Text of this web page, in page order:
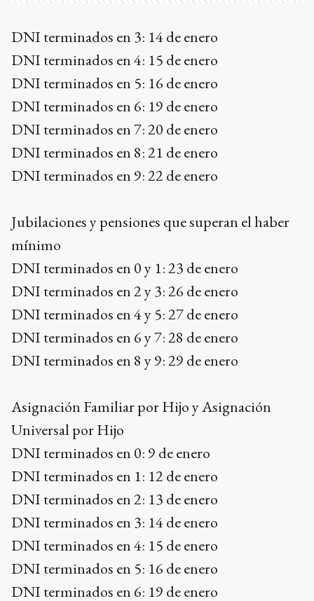
DNI terminados en 3: 14 de enero
DNI terminados en 4: 15 de enero
DNI terminados en 5: 16 de enero
DNI terminados en 6: 19 de enero
DNI terminados en 7: 20 de enero
DNI terminados en 8: 21 de enero
DNI terminados en 9: 22 de enero
Jubilaciones y pensiones que superan el haber
mínimo
DNI terminados en 0 y 1: 23 de enero
DNI terminados en 2 y 3: 26 de enero
DNI terminados en 4 y 5: 27 de enero
DNI terminados en 6 y 7: 28 de enero
DNI terminados en 8 y 9: 29 de enero
Asignación Familiar por Hijo y Asignación
Universal por Hijo
DNI terminados en 0: 9 de enero
DNI terminados en 1: 12 de enero
DNI terminados en 2: 13 de enero
DNI terminados en 3: 14 de enero
DNI terminados en 4: 15 de enero
DNI terminados en 5: 16 de enero
DNI terminados en 6: 19 de enero